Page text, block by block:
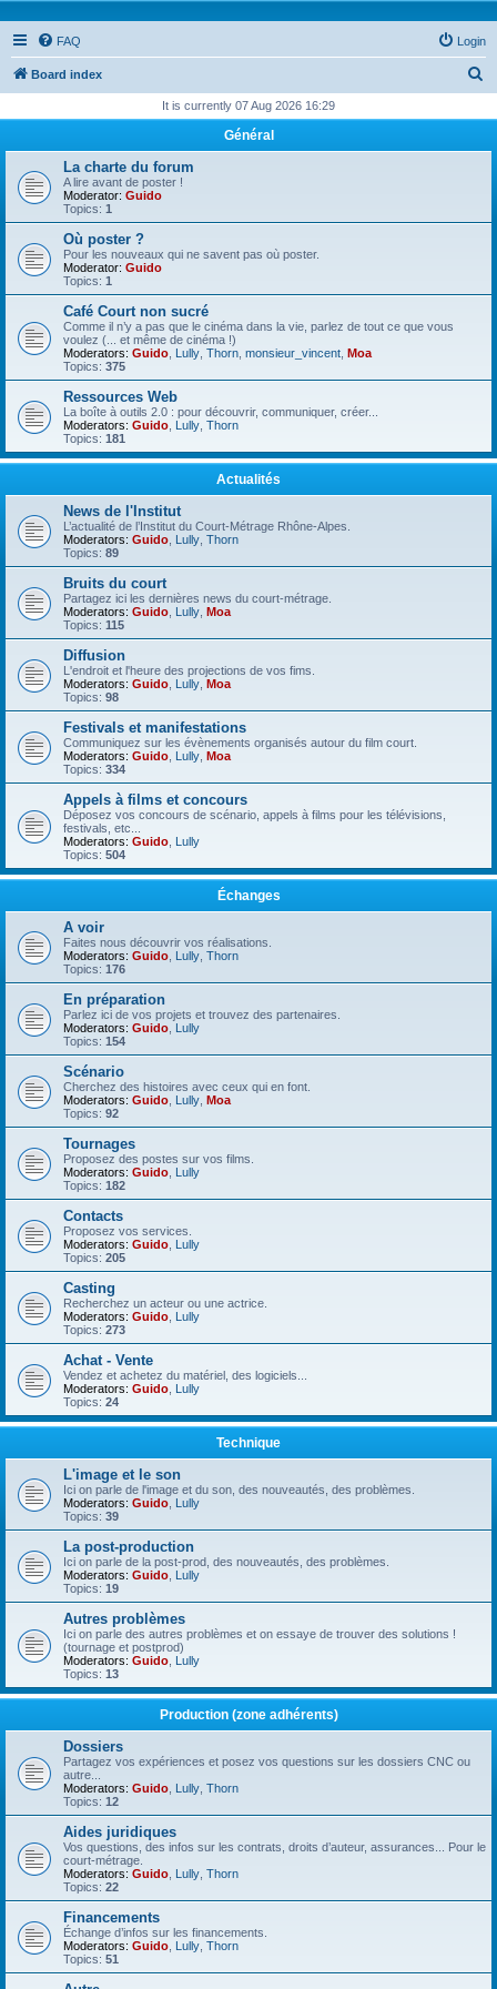
FAQ Login
Board index
r
It is currently 07 Aug 2026 16:29
Général
La charte du forum
A lire avant de poster !
Moderator: Guido
Topics: 1
Où poster ?
Pour les nouveaux qui ne savent pas où poster.
Moderator: Guido
Topics: 1
Café Court non sucré
Comme il n’y a pas que le cinéma dans la vie, parlez de tout ce que vous
voulez (... et même de cinéma !)
Moderators: Guido Lully Thorn monsieur_vincent Moa
Topics: 375
Ressources Web
La boîte à outils 2.0 : pour découvrir, communiquer, créer...
Moderators: Guido Lully Thorn
Topics: 181
Actualités
News de l'Institut
L’actualité de l’Institut du Court-Métrage Rhône-Alpes.
Moderators: Guido Lully Thorn
Topics: 89
Bruits du court
Partagez ici les dernières news du court-métrage.
Moderators: Guido Lully Moa
Topics: 115
Diffusion
L'endroit et l'heure des projections de vos fims.
Moderators: Guido Lully Moa
Topics: 98
Festivals et manifestations
Communiquez sur les évènements organisés autour du film court.
Moderators: Guido Lully Moa
Topics: 334
Appels à films et concours
Déposez vos concours de scénario, appels à films pour les télévisions,
festivals, etc...
Moderators: Guido Lully
Topics: 504
Échanges
A voir
Faites nous découvrir vos réalisations.
Moderators: Guido Lully Thorn
Topics: 176
En préparation
Parlez ici de vos projets et trouvez des partenaires.
Moderators: Guido Lully
Topics: 154
Scénario
Cherchez des histoires avec ceux qui en font.
Moderators: Guido Lully Moa
Topics: 92
Tournages
Proposez des postes sur vos films.
Moderators: Guido Lully
Topics: 182
Contacts
Proposez vos services.
Moderators: Guido Lully
Topics: 205
Casting
Recherchez un acteur ou une actrice.
Moderators: Guido Lully
Topics: 273
Achat - Vente
Vendez et achetez du matériel, des logiciels...
Moderators: Guido Lully
Topics: 24
Technique
L'image et le son
Ici on parle de l'image et du son, des nouveautés, des problèmes.
Moderators: Guido Lully
Topics: 39
La post-production
Ici on parle de la post-prod, des nouveautés, des problèmes.
Moderators: Guido Lully
Topics: 19
Autres problèmes
Ici on parle des autres problèmes et on essaye de trouver des solutions !
(tournage et postprod)
Moderators: Guido Lully
Topics: 13
Production (zone adhérents)
Dossiers
Partagez vos expériences et posez vos questions sur les dossiers CNC ou
autre...
Moderators: Guido Lully Thorn
Topics: 12
Aides juridiques
Vos questions, des infos sur les contrats, droits d’auteur, assurances... Pour le
court-métrage.
Moderators: Guido Lully Thorn
Topics: 22
Financements
Échange d’infos sur les financements.
Moderators: Guido Lully Thorn
Topics: 51